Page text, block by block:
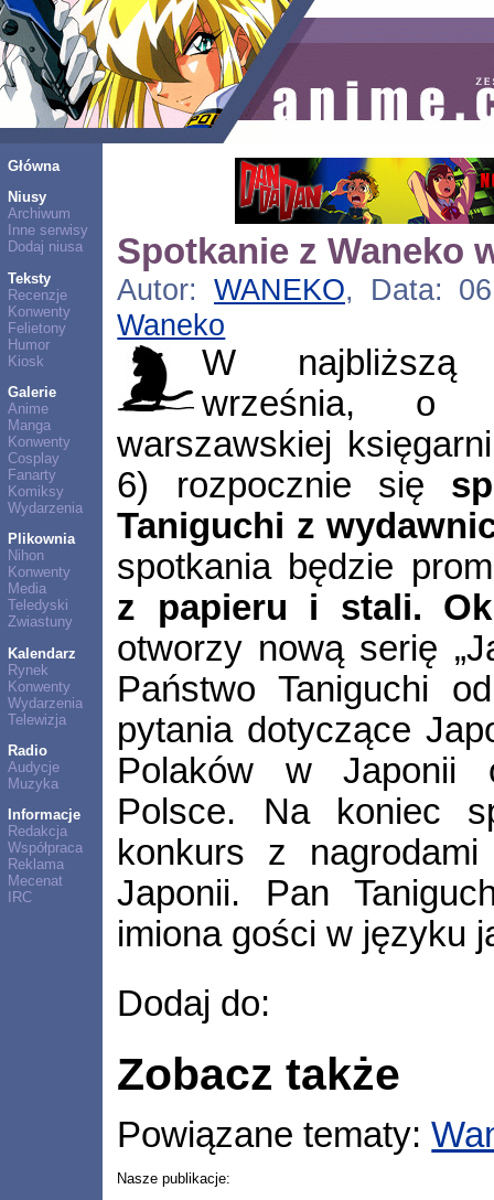
Główna
Niusy
Archiwum
Inne serwisy
Dodaj niusa
Teksty
Recenzje
Konwenty
Felietony
Humor
Kiosk
Galerie
Anime
Manga
Konwenty
Cosplay
Fanarty
Komiksy
Wydarzenia
Plikownia
Nihon
Konwenty
Media
Teledyski
Zwiastuny
Kalendarz
Rynek
Konwenty
Wydarzenia
Telewizja
Radio
Audycje
Muzyka
Informacje
Redakcja
Współpraca
Reklama
Mecenat
IRC
Spotkanie z Waneko
Autor: WANEKO, Data:
Waneko
W
września, o
warszawskiej
6) rozpocznie się
Taniguchi z
spotkania będzie
z papieru i stali.
otworzy nową serię
Państwo Taniguchi
pytania dotyczące
Polaków w Japonii
Polsce. Na koniec
konkurs z
Japonii. Pan
imiona gości w języku
Dodaj do:
Zobacz także
Powiązane tematy:
Nasze publikacje: